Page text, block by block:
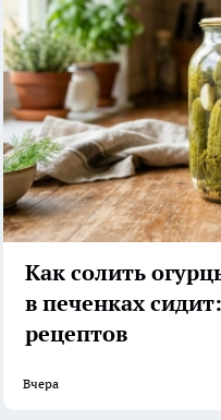
Как солить
в печенках
рецептов
Вчера